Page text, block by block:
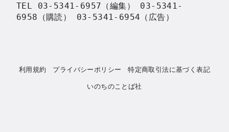
TEL 03-5341-6957（編集） 03-5341-
6958（購読） 03-5341-6954（広告）
利用規約 プライバシーポリシー
特定商取引法に基づく表記
いのちのことば社